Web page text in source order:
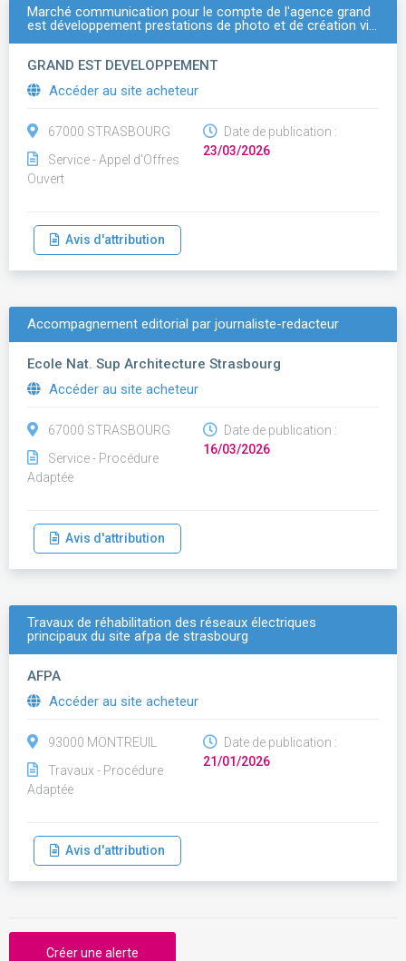
Marché communication pour le compte de l'agence grand
est développement prestations de photo et de création vi…
GRAND EST DEVELOPPEMENT
Accéder au site acheteur
67000 STRASBOURG
Service - Appel d'Offres
Ouvert
Date de publication :
23/03/2026
Avis d'attribution
Accompagnement editorial par journaliste-redacteur
Ecole Nat. Sup Architecture Strasbourg
Accéder au site acheteur
67000 STRASBOURG
Service - Procédure
Adaptée
Date de publication :
16/03/2026
Avis d'attribution
Travaux de réhabilitation des réseaux électriques
principaux du site afpa de strasbourg
AFPA
Accéder au site acheteur
93000 MONTREUIL
Travaux - Procédure
Adaptée
Date de publication :
21/01/2026
Avis d'attribution
Créer une alerte